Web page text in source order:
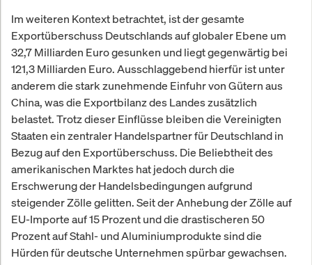
Im weiteren Kontext betrachtet, ist der gesamte
Exportüberschuss Deutschlands auf globaler Ebene um
32,7 Milliarden Euro gesunken und liegt gegenwärtig bei
121,3 Milliarden Euro. Ausschlaggebend hierfür ist unter
anderem die stark zunehmende Einfuhr von Gütern aus
China, was die Exportbilanz des Landes zusätzlich
belastet. Trotz dieser Einflüsse bleiben die Vereinigten
Staaten ein zentraler Handelspartner für Deutschland in
Bezug auf den Exportüberschuss. Die Beliebtheit des
amerikanischen Marktes hat jedoch durch die
Erschwerung der Handelsbedingungen aufgrund
steigender Zölle gelitten. Seit der Anhebung der Zölle auf
EU-Importe auf 15 Prozent und die drastischeren 50
Prozent auf Stahl- und Aluminiumprodukte sind die
Hürden für deutsche Unternehmen spürbar gewachsen.